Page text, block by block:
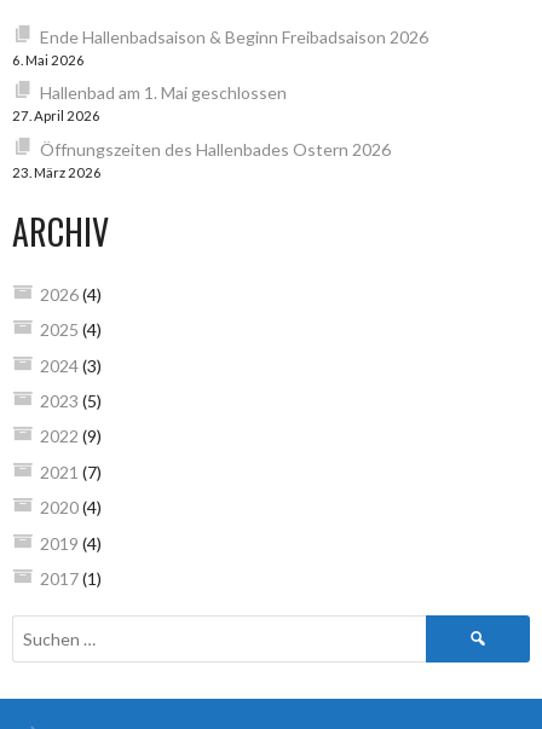
Ende Hallenbadsaison & Beginn Freibadsaison 2026
6. Mai 2026
Hallenbad am 1. Mai geschlossen
27. April 2026
Öffnungszeiten des Hallenbades Ostern 2026
23. März 2026
ARCHIV
2026(4)
2025 (4)
2024(3)
2023 (5)
2022 (9)
2021 (7)
2020(4)
2019 (4)
2017(1)
Suchen